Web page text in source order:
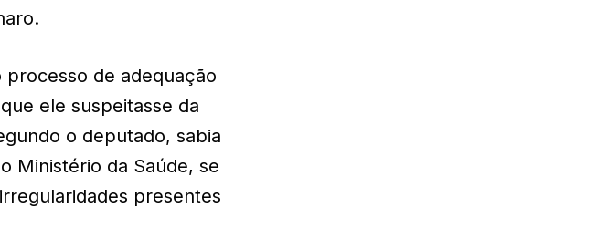
processo de adequação
ele suspeitasse da
o deputado, sabia
Ministério da Saúde, se
presentes